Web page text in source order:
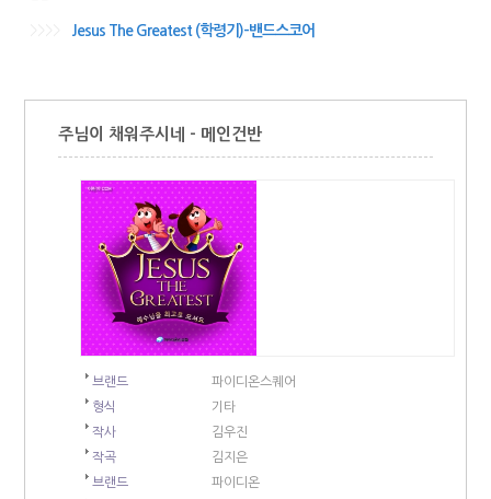
Jesus The Greatest (학령기)-밴드스코어
주님이 채워주시네 - 메인건반
브랜드
파이디온스퀘어
형식
기타
작사
김우진
작곡
김지은
브랜드
파이디온